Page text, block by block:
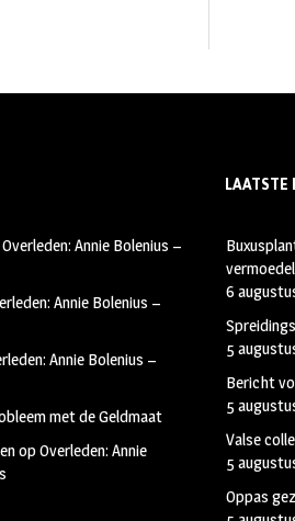
Overleden: Annie Bolenius –
Annie Bolenius –
Annie Bolenius –
met de Geldmaat
opOverleden: Annie
LAATSTE
6
5
Bericht
5
Valse
5
Oppas